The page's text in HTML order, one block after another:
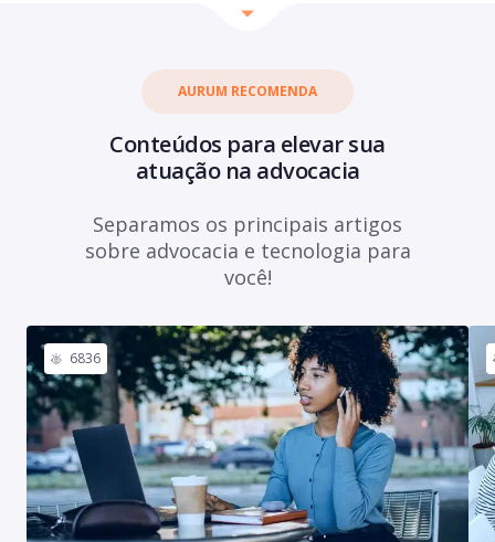
AURUM RECOMENDA
Conteúdos para elevar sua
atuação na advocacia
Separamos os principais artigos
sobre advocacia e tecnologia para
você!
6836